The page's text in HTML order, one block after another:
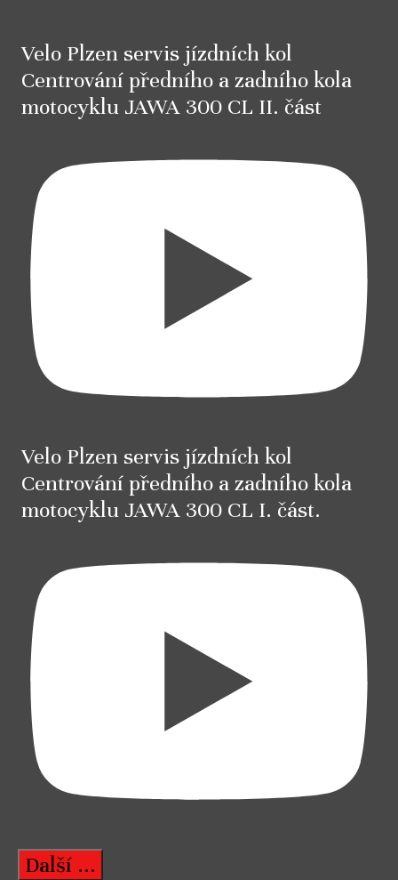
Velo Plzen servis jízdních kol
Centrování předního a zadního kola
motocyklu JAWA 300 CL II. část
Velo Plzen servis jízdních kol
Centrování předního a zadního kola
motocyklu JAWA 300 CL I. část.
Další ...